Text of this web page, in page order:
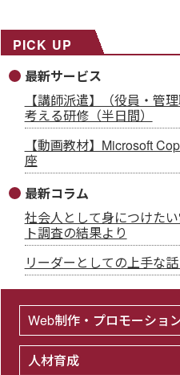
PICK UP
最新サービス
【講師派遣】（役員・管
考える研修（半日間）
【動画教材】Microsoft
座
最新コラム
社会人として身につけた
ト調査の結果より
リーダーとしての上手な
Web制作・プロモーショ
人材育成